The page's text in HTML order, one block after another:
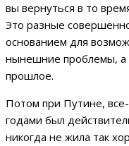
вы вернуться в то
Это разные
основанием для
нынешние проблемы, а
прошлое.
Потом при Путине,
годами был
никогда не жила так